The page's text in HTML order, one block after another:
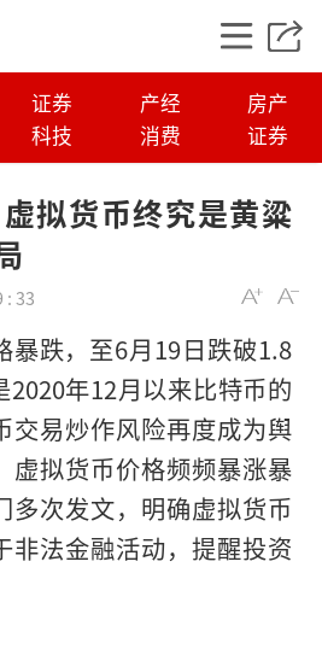
证券 产经
房产
科技 消费 证券
暴跌，虚拟
、庞氏骗局
拟货币终究是黄粱
: 33
暴跌，至6月19日跌破1.8
年12月以来比特币的
交易炒作风险再度成为舆
虚拟货币价格频频暴涨暴
多次发文，明确虚拟货币
非法金融活动，提醒投资